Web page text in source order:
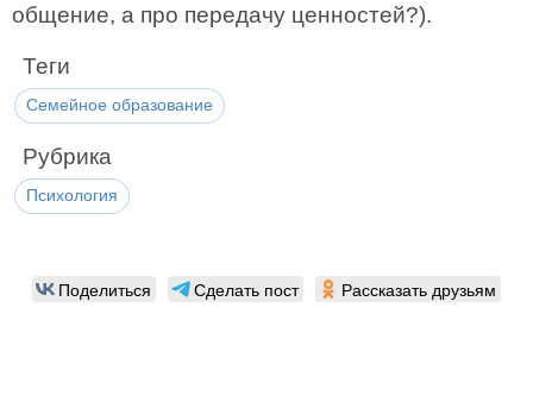
общение, а про передачу ценностей?).
Теги
Семейное образование
Рубрика
Психология
Поделиться Сделать пост Рассказать друзьям